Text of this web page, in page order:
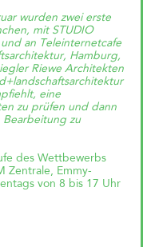
kleine
wurden zwei erste
mit STUDIO
an Teleinternetcafe
Hamburg,
Riewe Architekten
eine
zu prüfen und dann
zu
des Wettbewerbs
Zentrale, Emmy-
von 8 bis 17 Uhr